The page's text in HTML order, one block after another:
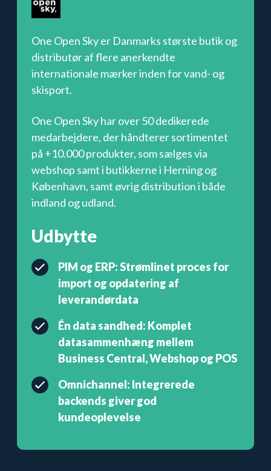
One Open Sky er Danmarks største butik og
distributøraf flere anerkendte
internationale mærkerinden for vand- og
skisport.
One Open Sky har over50dedikerede
medarbejdere, der håndterer sortimentet
på +10.000 produkter, som sælges via
webshop samt i butikkerne i Herning og
København, samt øvrig distribution i både
indland og udland.
Udbytte
PIM og ERP: Strømlinet proces for
import og opdatering af
leverandørdata
Én data sandhed: Komplet
datasammenhæng mellem
Business Central, Webshop og POS
Omnichannel: Integrerede
backends giver god
kundeoplevelse